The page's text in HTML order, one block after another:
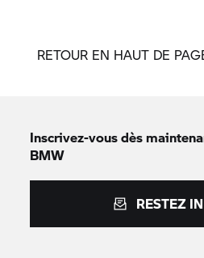
RETOUR EN HAUT DE
Inscrivez-vous dès
BMW
RESTEZ